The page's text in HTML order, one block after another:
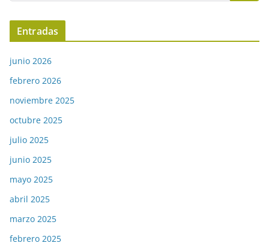
Entradas
junio 2026
febrero 2026
noviembre 2025
octubre 2025
julio 2025
junio 2025
mayo 2025
abril 2025
marzo 2025
febrero 2025